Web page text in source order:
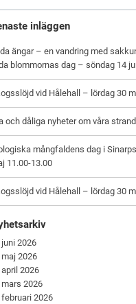
inläggen
ängar – en vandring med
blommornas dag – söndag 14
vid Hålehall – lördag 30
och dåliga nyheter om våra
mångfaldens dag i
11.00-13.00
vid Hålehall – lördag 30
juni 2026
maj 2026
april 2026
mars 2026
februari 2026